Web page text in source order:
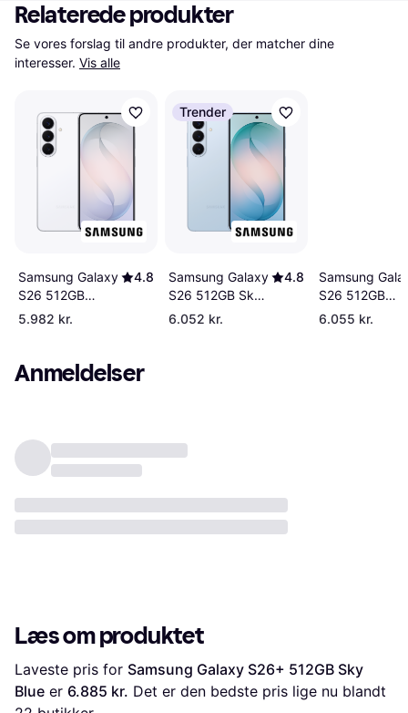
Relaterede produkter
Se vores forslag til andre produkter, der matcher dine
interesser. Vis alle
Samsung Galaxy
S26 512GB
White
4.8
5.982 kr.
Trender
Samsung Galaxy
S26 512GB Sky
Blue
4.8
6.052 kr.
Samsung
S26 512GB
Cobalt Violet
6.055 kr.
Anmeldelser
Læs om produktet
Laveste pris for Samsung Galaxy S26+ 512GB Sky
Blue er 6.885 kr.